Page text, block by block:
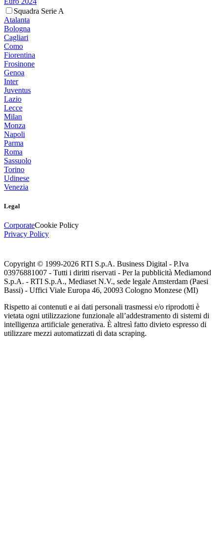
Squadra Serie A
Atalanta
Bologna
Cagliari
Como
Fiorentina
Frosinone
Genoa
Inter
Juventus
Lazio
Lecce
Milan
Monza
Napoli
Parma
Roma
Sassuolo
Torino
Udinese
Venezia
Legal
CorporateCookie Policy
Privacy Policy
Copyright © 1999-2026 RTI S.p.A. Business Digital - P.Iva
03976881007 - Tutti i diritti riservati - Per la pubblicità Mediamond
S.p.A. - RTI S.p.A., Mediaset N.V., sede legale Amsterdam (Paesi
Bassi) - Uffici Viale Europa 46, 20093 Cologno Monzese (MI)
Rispetto ai contenuti e ai dati personali trasmessi e/o riprodotti è
vietata ogni utilizzazione funzionale all’addestramento di sistemi di
intelligenza artificiale generativa. È altresì fatto divieto espresso di
utilizzare mezzi automatizzati di data scraping.